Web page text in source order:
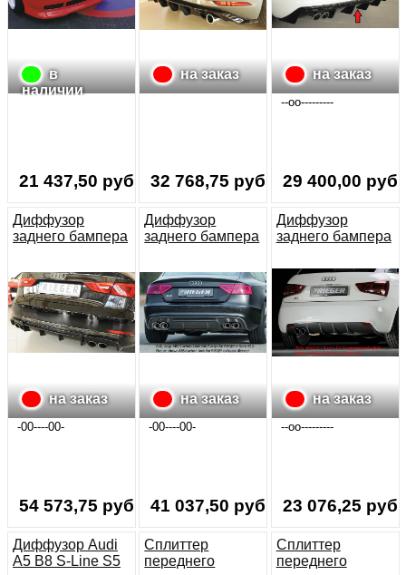
в
наличии
21 437,50 руб.
на заказ
32 768,75 руб.
на заказ
--oo---------
29 400,00 руб.
Диффузор
заднего бампера
Line
на заказ
-00----00-
54 573,75 руб.
Диффузор
заднего бампера
S5 11-16
спортбэк
на заказ
-00----00-
41 037,50 руб.
Диффузор
заднего бампера
дорестайл
(2x76mm))
на заказ
--oo---------
23 076,25 руб.
Диффузор Audi
A5 B8 S-Line S5
Сплиттер
переднего
Сплиттер
переднего